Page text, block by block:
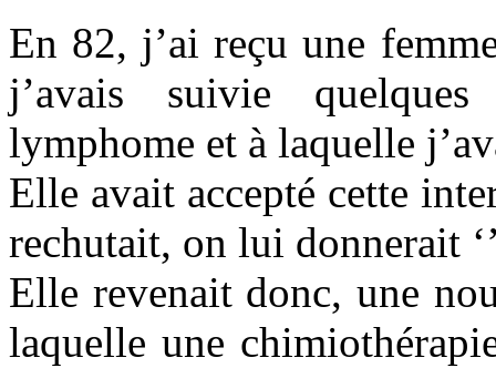
En 82, j’ai reçu une
j’avais suivie
lymphome et à laquelle
Elle avait accepté cette
rechutait, on lui donnerait
Elle revenait donc, une
laquelle une